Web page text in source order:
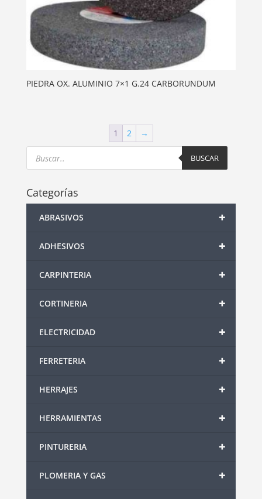
PIEDRA OX. ALUMINIO 7×1 G.24 CARBORUNDUM
1 2
→
Products
search BUSCAR
Categorías
+
ABRASIVOS
+
ADHESIVOS
+
CARPINTERIA
+
CORTINERIA
+
ELECTRICIDAD
+
FERRETERIA
+
HERRAJES
+
HERRAMIENTAS
+
PINTURERIA
+
PLOMERIA Y GAS